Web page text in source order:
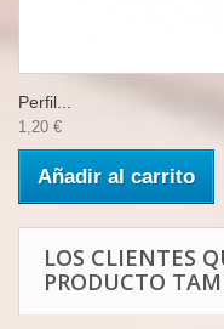
Perfil...
1,20 €
Añadir al carrito
LOS CLIENTES
PRODUCTO